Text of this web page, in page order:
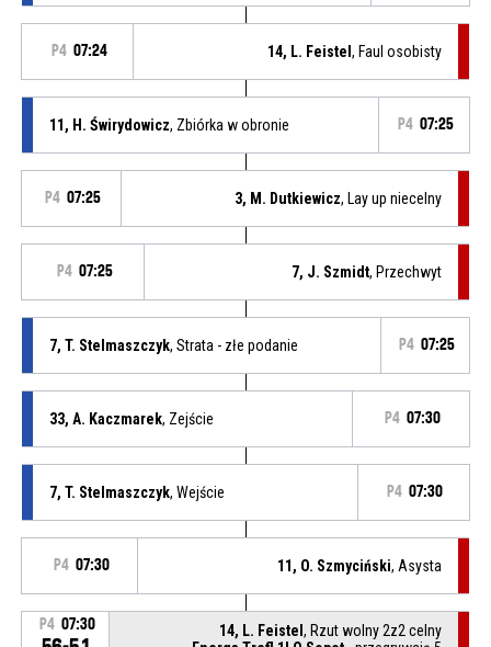
P4 07:24 14, L. Feistel, Faul osobisty
11, H. Świrydowicz, Zbiórka w obronie P4 07:25
P4 07:25 3, M. Dutkiewicz, Lay up niecelny
P4 07:25 7, J. Szmidt, Przechwyt
7, T. Stelmaszczyk, Strata - złe podanie P4 07:25
33, A. Kaczmarek, Zejście P4 07:30
7, T. Stelmaszczyk, Wejście P4 07:30
P4 07:30 11, O. Szmyciński, Asysta
P4 07:30 14, L. Feistel, Rzut wolny 2z2 celny